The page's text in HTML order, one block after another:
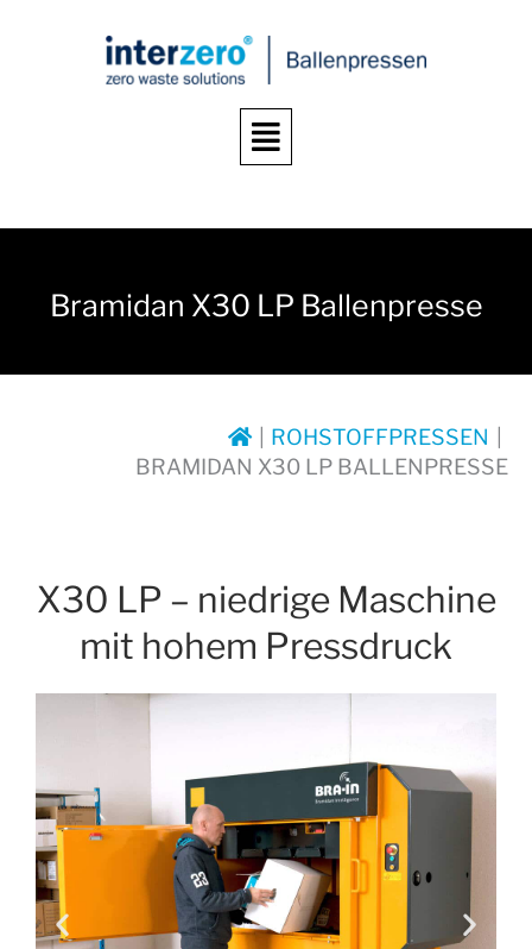
Menü
Bramidan X30 LP Ballenpresse
ROHSTOFFPRESSEN
BRAMIDAN X30 LP BALLENPRESSE
X30 LP – niedrige Maschine
mit hohem Pressdruck